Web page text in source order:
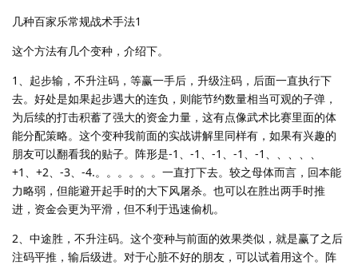
几种百家乐常规战术手法1
这个方法有几个变种，介绍下。
1、起步输，不升注码，等赢一手后，升级注码，后面一直执行下
去。好处是如果起步遇大的连负，则能节约数量相当可观的子弹，
为后续的打击积蓄了强大的资金力量，这有点像武术比赛里面的体
能分配策略。这个变种我前面的实战讲解里同样有，如果有兴趣的
朋友可以翻看我的贴子。阵形是-1、-1、-1、-1、-1、、、、、
+1、+2、-3、-4.。。。。。。一直打下去。较之母体而言，回本能
力略弱，但能避开起手时的大下风屠杀。也可以在胜出两手时推
进，资金会更为平滑，但不利于迅速偷机。
2、中途胜，不升注码。这个变种与前面的效果类似，就是赢了之后
注码平推，输后级进。对于心脏不好的朋友，可以试着用这个。阵